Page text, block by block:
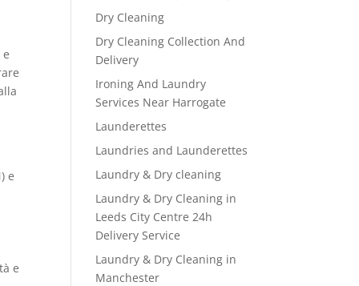
e
e
Dry Cleaning
Dry Cleaning Collection And
Delivery
Ironing And Laundry
Services Near Harrogate
Launderettes
Laundries and Launderettes
Laundry & Dry cleaning
Laundry & Dry Cleaning in
Leeds City Centre 24h
Delivery Service
Laundry & Dry Cleaning in
Manchester